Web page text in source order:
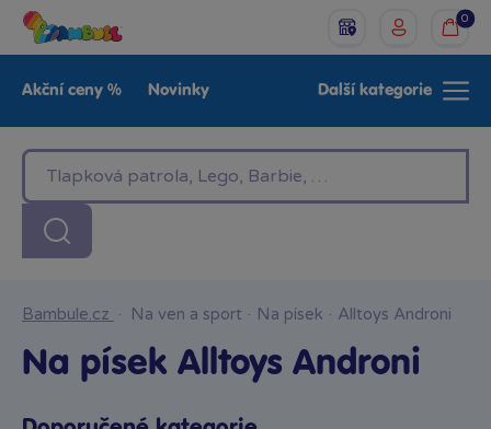
0
Akční ceny % Novinky
LEGO®
Baby Značky
Další kategorie
Bambule.cz · Na ven a sport · Na písek · Alltoys Androni
Na písek Alltoys Androni